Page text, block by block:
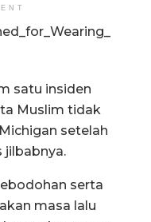
satu insiden
Muslim tidak
setelah
jilbabnya.
serta
masa lalu